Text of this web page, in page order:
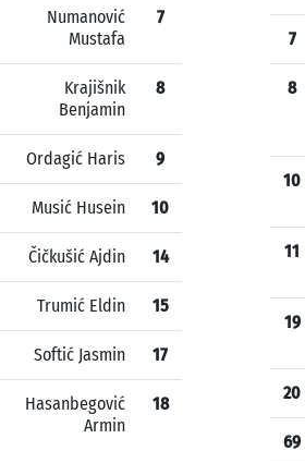
Numanović
Mustafa
7
Krajišnik
Benjamin
8
Ordagić Haris 9
Musić Husein 10
Čičkušić Ajdin 14
Trumić Eldin 15
Softić Jasmin 17
Hasanbegović
Armin
18
7
8
10
11
19
20
69